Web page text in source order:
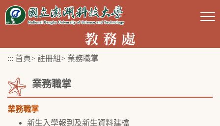
跳
::: 首頁> 註冊組 > 業務職掌
業務職掌
業務職掌
新生入學報到及新生資料建檔